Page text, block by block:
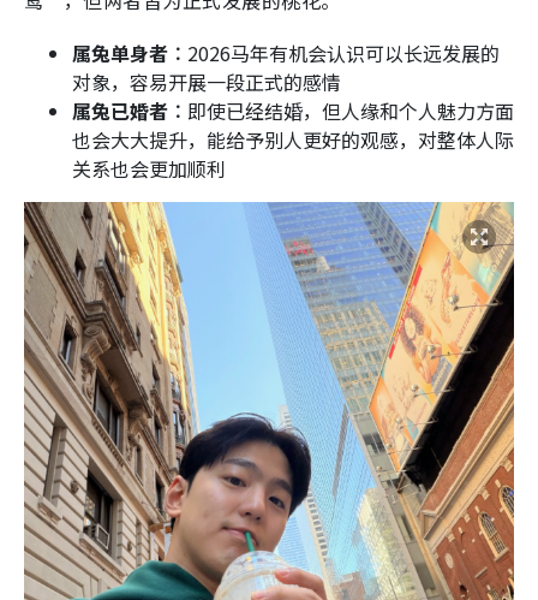
属兔单身者︰ 2026马年有机会认识可以长远发展的
对象，容易开展一段正式的感情
属兔已婚者︰ 即使已经结婚，但人缘和个人魅力方面
也会大大提升，能给予别人更好的观感，对整体人际
关系也会更加顺利